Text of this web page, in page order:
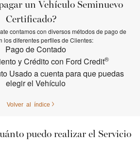
un Vehículo Seminuevo
Certificado?
contamos con diversos métodos de pago de
los diferentes perfiles de Clientes:
Pago de Contado
y Crédito con Ford Credit®
Usado a cuenta para que puedas
elegir el Vehículo
Volver al índice
puedo realizar el Servicio